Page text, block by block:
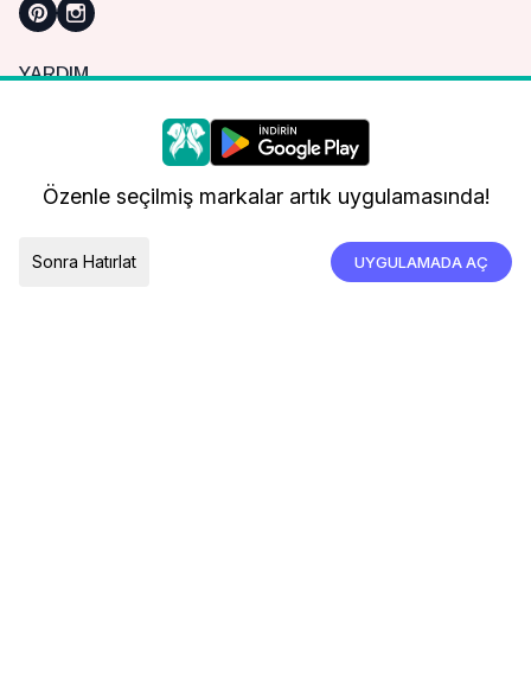
YARDIM
Sık Sorulan Sorular
Nasıl Sipariş Verebilirim?
Kargo ve Teslimat
Daha iyi bir alışveriş deneyimi için çerezleri
kullanıyoruz.
Özenle seçilmiş markalar artık uygulamasında!
Sonra Hatırlat UYGULAMADA AÇ